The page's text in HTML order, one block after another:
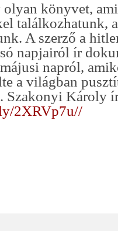
könyvet,
találkozhatunk,
A szerző a
napjairól ír
napról,
a világban
Szakonyi Károly
2XRVp7u//